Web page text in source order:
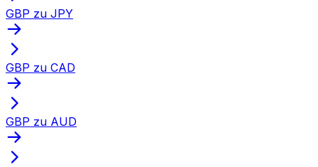
GBP zu JPY
GBP zu CAD
GBP zu AUD